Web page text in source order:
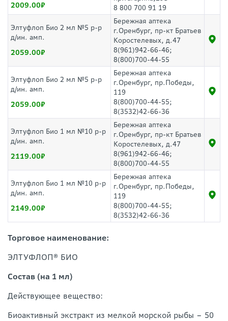
2009.00
8 800 700 91 19
Элтуфлоп Био 2 мл №5 р-р
д/ин. амп.
2059.00
Бережная аптека
г.Оренбург, пр-кт Братьев
Коростелевых, д.47
8(961)942-66-46;
8(800)700-44-55
Элтуфлоп Био 2 мл №5 р-р
д/ин. амп.
2059.00
Бережная аптека
г.Оренбург, пр.Победы,
119
8(800)700-44-55;
8(3532)42-66-36
Элтуфлоп Био 1 мл №10 р-р
д/ин. амп.
2119.00
Бережная аптека
г.Оренбург, пр-кт Братьев
Коростелевых, д.47
8(961)942-66-46;
8(800)700-44-55
Элтуфлоп Био 1 мл №10 р-р
д/ин. амп.
2149.00
Бережная аптека
г.Оренбург, пр.Победы,
119
8(800)700-44-55;
8(3532)42-66-36
Торговое наименование:
ЭЛТУФЛОП® БИО
Состав (на 1 мл)
Действующее вещество:
Биоактивный экстракт из мелкой морской рыбы – 50